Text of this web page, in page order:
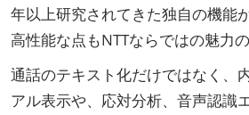
年以上研究されてきた独自の機能
高性能な点もNTTならではの魅力の
通話のテキスト化だけではなく、
アル表示や、応対分析、音声認識